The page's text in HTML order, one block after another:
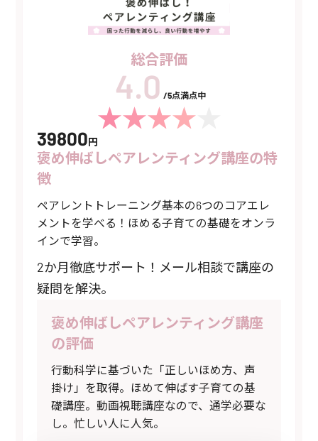
総合評価
/5点満点中
39800円
褒め伸ばしペアレンティング講座の特
徴
ペアレントトレーニング基本の6つのコアエレ
メントを学べる！ほめる子育ての基礎をオンラ
インで学習。
2か月徹底サポート！メール相談で講座の
疑問を解決。
褒め伸ばしペアレンティング講座
の評価
行動科学に基づいた「正しいほめ方、声
掛け」を取得。ほめて伸ばす子育ての基
礎講座。動画視聴講座なので、通学必要な
し。忙しい人に人気。